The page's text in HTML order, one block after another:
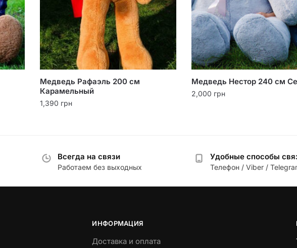
Медведь Рафаэль 200 см
Карамельный
1,390 грн
Медведь Нестор 240 см
2,000 грн
Всегда на связи
Работаем без выходных
Удобные способы
Телефон / Viber /
ИНФОРМАЦИЯ
Доставка и оплата